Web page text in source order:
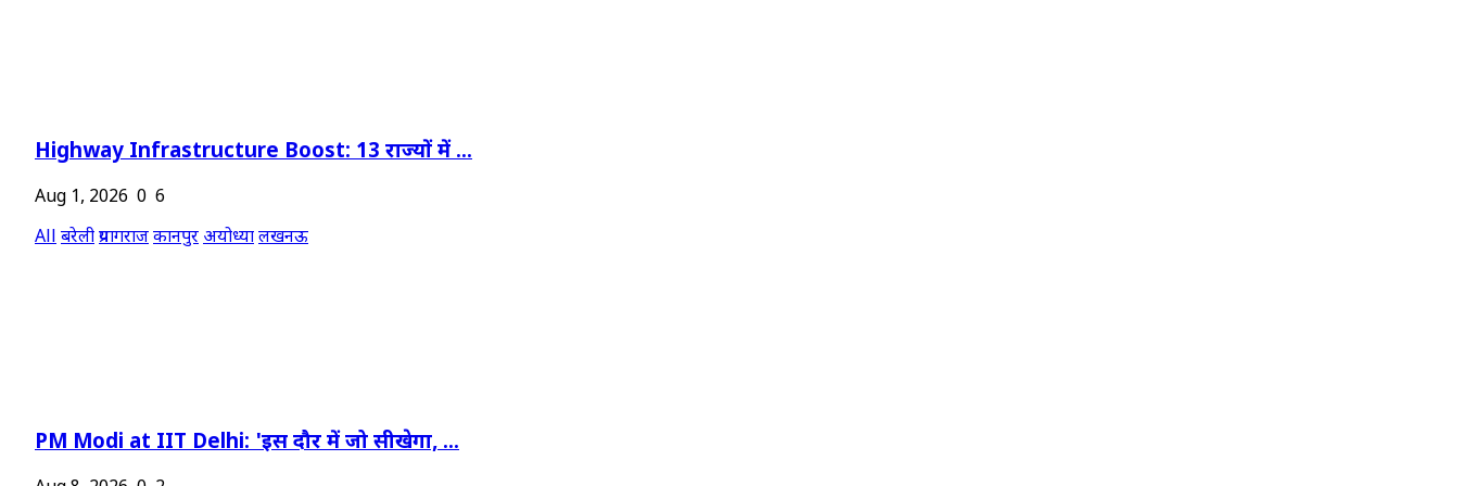
Highway Infrastructure Boost: 13 राज्यों में ...
Aug 1, 2026 0 6
Allबरेलीप्रयागराजकानपुरअयोध्यालखनऊ
PM Modi at IIT Delhi: 'इस दौर में जो सीखेगा, ...